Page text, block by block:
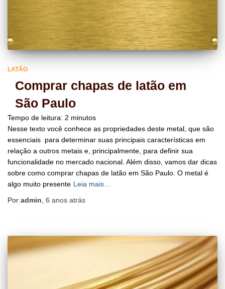
LATÃO
Comprar chapas de latão em
São Paulo
Tempo de leitura: 2 minutos
Nesse texto você conhece as propriedades deste metal, que são
essenciais para determinar suas principais características em
relação a outros metais e, principalmente, para definir sua
funcionalidade no mercado nacional. Além disso, vamos dar dicas
sobre como comprar chapas de latão em São Paulo. O metal é
algo muito presente Leia mais…
Por admin 6 anos atrás